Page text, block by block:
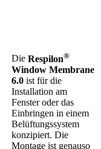
Die Respilon®
Window Membrane
6.0 ist für die
Installation am
Fenster oder das
Einbringen in einem
Belüftungssystem
konzipiert. Die
Montage ist genauso